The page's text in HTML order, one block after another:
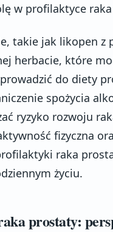
w profilaktyce
takie jak likopen z
herbacie, które
do diety
spożycia
ryzyko rozwoju
fizyczna
raka
życiu.
prostaty: